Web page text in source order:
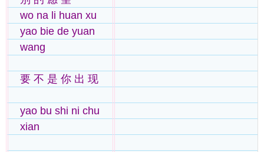
wo na li huan xu
yao bie de yuan
wang
要 不 是 你 出 现
yao bu shi ni chu
xian